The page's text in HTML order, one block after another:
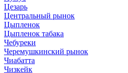
Цезарь
Центральный рынок
Цыпленок
Цыпленок табака
Чебуреки
Черемушкинский рынок
Чиабатта
Чизкейк